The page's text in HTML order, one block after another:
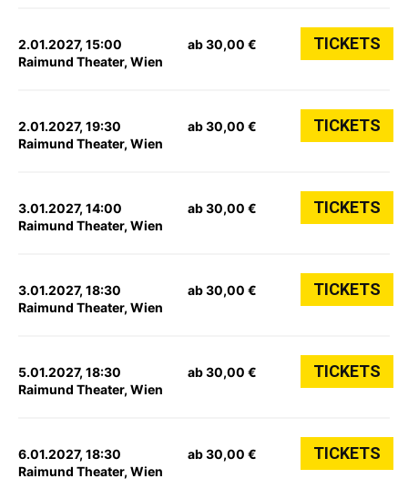
2.01.2027, 15:00
Raimund Theater, Wien
ab 30,00 € TICKETS
2.01.2027, 19:30
Raimund Theater, Wien
ab 30,00 € TICKETS
3.01.2027, 14:00
Raimund Theater, Wien
ab 30,00 € TICKETS
3.01.2027, 18:30
Raimund Theater, Wien
ab 30,00 € TICKETS
5.01.2027, 18:30
Raimund Theater, Wien
ab 30,00 € TICKETS
6.01.2027, 18:30
Raimund Theater, Wien
ab 30,00 € TICKETS